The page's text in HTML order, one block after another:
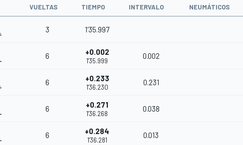
VUELTAS TIEMPO INTERVALO NEUMÁTICOS
3 1'35.997
6 +0.002
1'35.999
0.002
6 +0.233
1'36.230
0.231
6 +0.271
1'36.268
0.038
6 +0.284
1'36.281
0.013